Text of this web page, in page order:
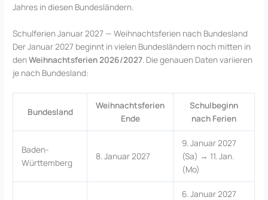
Jahres in diesen Bundesländern.
Schulferien Januar 2027 — Weihnachtsferien nach Bundesland
Der Januar 2027 beginnt in vielen Bundesländern noch mitten in
denWeihnachtsferien 2026/2027 . Die genauen Daten variieren
je nach Bundesland:
Bundesland
Weihnachtsferien
Ende
Schulbeginn
nach Ferien
Baden-
Württemberg
8. Januar 2027
9. Januar 2027
(Sa) → 11. Jan.
(Mo)
6. Januar 2027